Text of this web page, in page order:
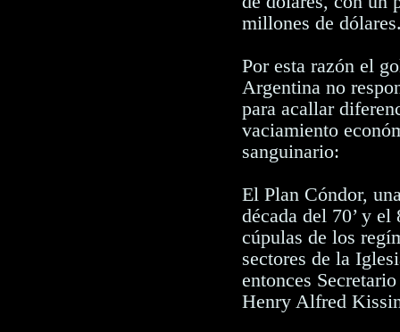
millones de
Por esta razón el
Argentina no
para acallar
vaciamiento
sanguinario:
El Plan Cóndor,
década del 70’ y
cúpulas de los
sectores de la
entonces
Henry Alfred